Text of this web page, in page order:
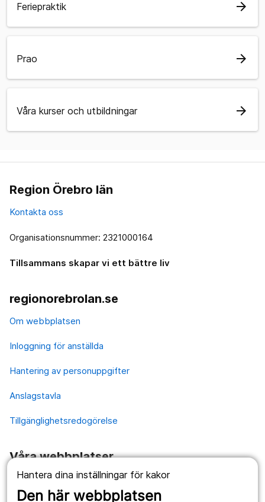
Hantera dina inställningar för kakor
Den här webbplatsen
Feriepraktik arrow_forward
Prao arrow_forward
Våra kurser och utbildningar arrow_forward
Region Örebro län
Kontakta oss
Organisationsnummer: 2321000164
Tillsammans skapar vi ett bättre liv
regionorebrolan.se
Om webbplatsen
Inloggning för anställda
Hantering av personuppgifter
Anslagstavla
Tillgänglighetsredogörelse
Våra webbplatser
1177.se